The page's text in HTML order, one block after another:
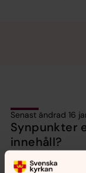
Senast ändrad 16
Synpunkter
innehåll?